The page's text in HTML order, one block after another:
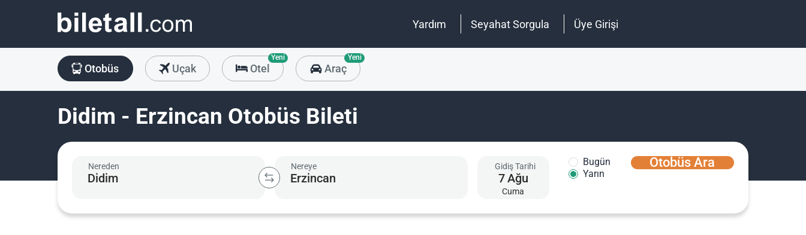
Yardım Seyahat Sorgula Üye Girişi
Otobüs Uçak Otel
Yeni
Araç
Yeni
Didim - Erzincan Otobüs Bileti
Nereden Nereye Gidiş Tarihi
7Ağu
Cuma
Bugün
Yarın
Otobüs Ara